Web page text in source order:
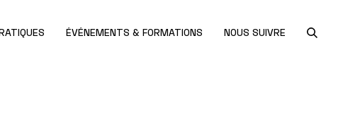
ÉVÉNEMENTS & FORMATIONS NOUS SUIVRE